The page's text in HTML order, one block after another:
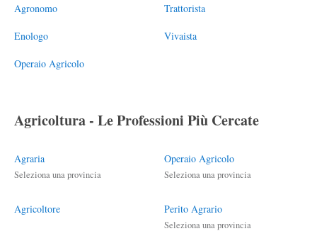
Agronomo
Enologo
Operaio Agricolo
Trattorista
Vivaista
Agricoltura - Le Professioni Più Cercate
Agraria
Seleziona una provincia
Agricoltore
Operaio Agricolo
Seleziona una provincia
Perito Agrario
Seleziona una provincia